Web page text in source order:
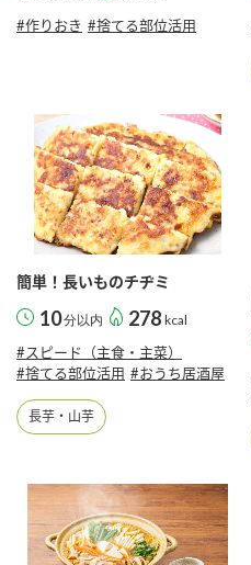
#作りおき #捨てる部位活用
簡単！長いものチヂミ
10分以内 278 kcal
#スピード（主食・主菜）
#捨てる部位活用 #おうち居酒屋
長芋・山芋